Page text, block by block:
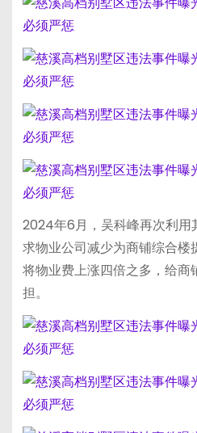
2024年6月，吴科峰再次利用
求物业公司减少为商铺综合楼
将物业费上涨四倍之多，给商
担。